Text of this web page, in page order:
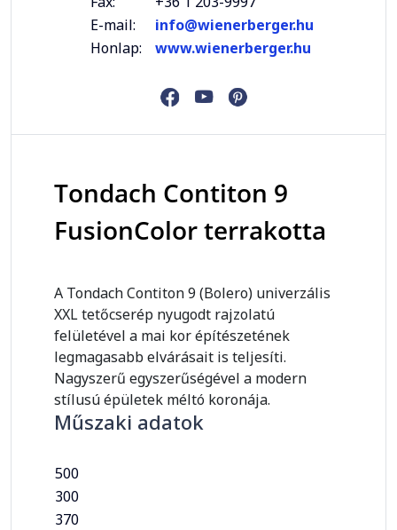
E-mail:
info@wienerberger.hu
Honlap:
www.wienerberger.hu
Tondach Contiton 9
FusionColor terrakotta
A Tondach Contiton 9 (Bolero) univerzális
XXL tetőcserép nyugodt rajzolatú
felületével a mai kor építészetének
legmagasabb elvárásait is teljesíti.
Nagyszerű egyszerűségével a modern
stílusú épületek méltó koronája.
Műszaki adatok
500
300
370